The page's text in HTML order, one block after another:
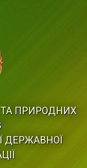
ТА ПРИРОДНИХ
ДЕРЖАВНОЇ